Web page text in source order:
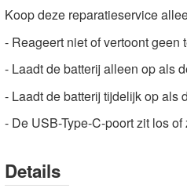
poort
|
Deskundige
service
Hoogwaardige
Elektronica
Koop deze reparatieservice
- Reageert niet of vertoont
- Laadt de batterij alleen op als
- Laadt de batterij tijdelijk op als
- De USB-Type-C-poort zit los
Details